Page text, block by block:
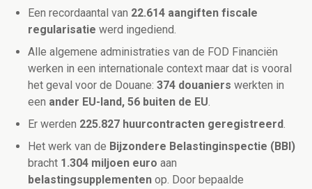
Een recordaantal van 22.614 aangiften fiscale
regularisatie werd ingediend.
Alle algemene administraties van de FOD Financiën
werken in een internationale context maar dat is vooral
het geval voor de Douane: 374 douaniers werkten in
een ander EU-land, 56 buiten de EU.
Er werden 225.827 huurcontracten geregistreerd.
Het werk van de Bijzondere Belastinginspectie (BBI)
bracht 1.304 miljoen euro aan
belastingsupplementen op. Door bepaalde